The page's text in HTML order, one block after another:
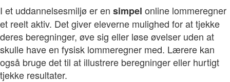
I et uddannelsesmiljø er en simpel online lommeregner
et reelt aktiv. Det giver eleverne mulighed for at tjekke
deres beregninger, øve sig eller løse øvelser uden at
skulle have en fysisk lommeregner med. Lærere kan
også bruge det til at illustrere beregninger eller hurtigt
tjekke resultater.